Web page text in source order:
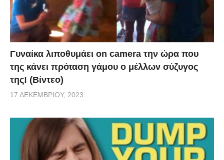
Γυναίκα λιποθυμάει on camera την ώρα που
της κάνει πρόταση γάμου ο μέλλων σύζυγος
της! (Βίντεο)
17 ΔΕΚΕΜΒΡΊΟΥ, 2023